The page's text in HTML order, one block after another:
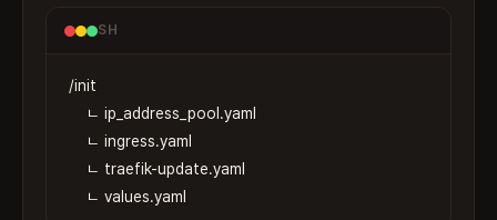
SH
/init
    ㄴ ip_address_pool.yaml
    ㄴ ingress.yaml
    ㄴ traefik-update.yaml
    ㄴ values.yaml